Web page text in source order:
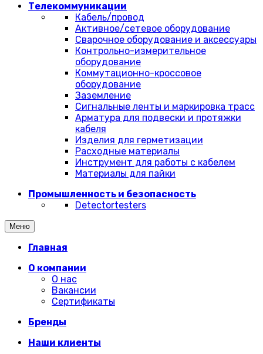
Телекоммуникации
Кабель/провод
Активное/сетевое оборудование
Сварочное оборудование и аксессуары
Контрольно-измерительное
оборудование
Коммутационно-кроссовое
оборудование
Заземление
Сигнальные ленты и маркировка трасс
Арматура для подвески и протяжки
кабеля
Изделия для герметизации
Расходные материалы
Инструмент для работы с кабелем
Материалы для пайки
Промышленность и безопасность
Detectortesters
Меню
Главная
О компании
О нас
Вакансии
Сертификаты
Бренды
Наши клиенты